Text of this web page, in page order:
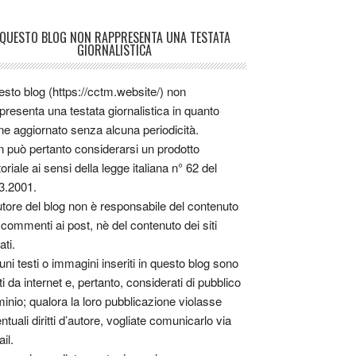
BLOG NON RAPPRESENTA UNA TESTATA
GIORNALISTICA
blog (https://cctm.website/) non
una testata giornalistica in quanto
aggiornato senza alcuna periodicità.
può pertanto considerarsi un prodotto
ai sensi della legge italiana n° 62 del
del blog non è responsabile del contenuto
ai post, nè del contenuto dei siti
testi o immagini inseriti in questo blog sono
da internet e, pertanto, considerati di pubblico
qualora la loro pubblicazione violasse
diritti d’autore, vogliate comunicarlo via